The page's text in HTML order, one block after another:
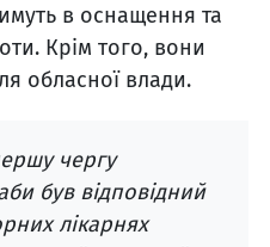
в оснащення та
Крім того, вони
обласної влади.
чергу
був відповідний
лікарнях